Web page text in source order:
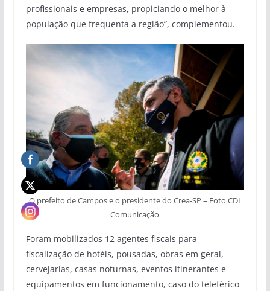
profissionais e empresas, propiciando o melhor à
população que frequenta a região”, complementou.
O prefeito de Campos e o presidente do Crea-SP – Foto CDI
Comunicação
Foram mobilizados 12 agentes fiscais para
fiscalização de hotéis, pousadas, obras em geral,
cervejarias, casas noturnas, eventos itinerantes e
equipamentos em funcionamento, caso do teleférico